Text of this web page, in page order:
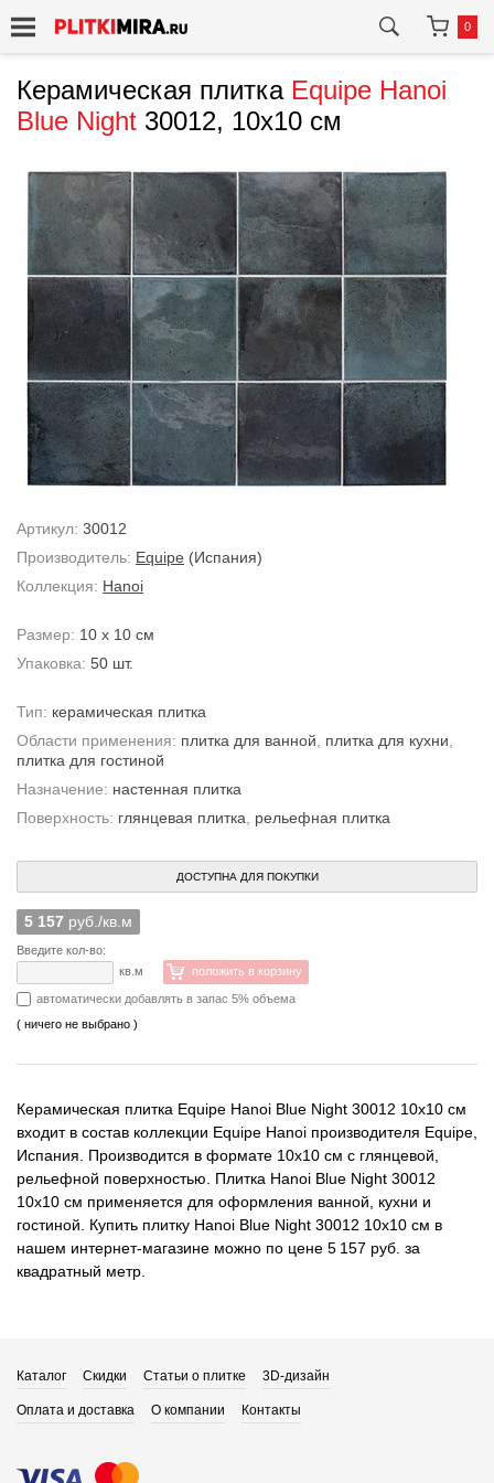
0
Керамическая плитка Equipe Hanoi
Blue Night 30012, 10x10 см
Артикул: 30012
Производитель: Equipe (Испания)
Коллекция: Hanoi
Размер: 10 x 10 см
Упаковка: 50 шт.
Тип: керамическая плитка
Области применения: плитка для ванной плитка для кухни
плитка для гостиной
Назначение: настенная плитка
Поверхность: глянцевая плитка рельефная плитка
ДОСТУПНА ДЛЯ ПОКУПКИ
5 157 руб./кв.м
Введите кол-во:
кв.м
положить в корзину
автоматически добавлять в запас 5% объема
( ничего не выбрано )
Керамическая плитка Equipe Hanoi Blue Night 30012 10x10 см
входит в состав коллекции Equipe Hanoi производителя Equipe,
Испания. Производится в формате 10x10 см с глянцевой,
рельефной поверхностью. Плитка Hanoi Blue Night 30012
10x10 см применяется для оформления ванной, кухни и
гостиной. Купить плитку Hanoi Blue Night 30012 10x10 см в
нашем интернет-магазине можно по цене 5 157 руб. за
квадратный метр.
Каталог Скидки Статьи о плитке 3D-дизайн
Оплата и доставка О компании Контакты